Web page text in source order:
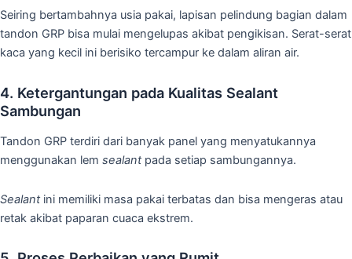
Seiring bertambahnya usia pakai, lapisan pelindung bagian dalam
tandon GRP bisa mulai mengelupas akibat pengikisan. Serat-serat
kaca yang kecil ini berisiko tercampur ke dalam aliran air.
4. Ketergantungan pada Kualitas Sealant
Sambungan
Tandon GRP terdiri dari banyak panel yang menyatukannya
menggunakan lem sealantpada setiap sambungannya.
Sealantini memiliki masa pakai terbatas dan bisa mengeras atau
retak akibat paparan cuaca ekstrem.